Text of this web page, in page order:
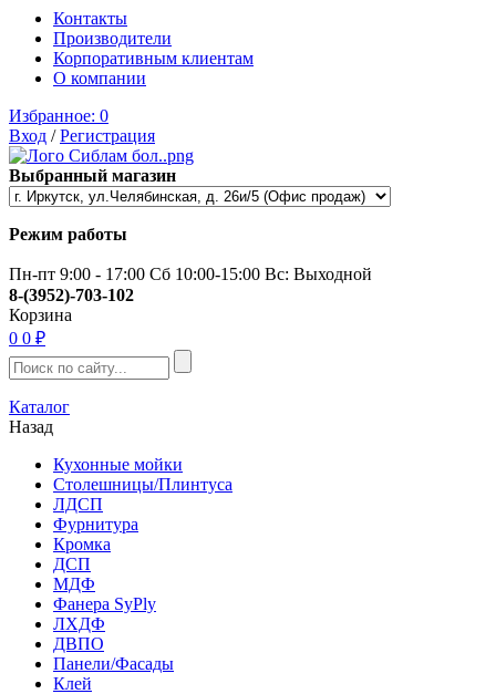
Контакты
Производители
Корпоративным клиентам
О компании
Избранное: 0
Вход /Регистрация
Выбранный магазин
Режим работы
Пн-пт 9:00 - 17:00 Сб 10:00-15:00 Вс: Выходной
8-(3952)-703-102
Корзина
0 0 ₽
Каталог
Назад
Кухонные мойки
Столешницы/Плинтуса
ЛДСП
Фурнитура
Кромка
ДСП
МДФ
Фанера SyPly
ЛХДФ
ДВПО
Панели/Фасады
Клей